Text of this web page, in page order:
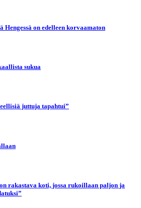
Hengessä on edelleen korvaamaton
sukua
juttuja tapahtui”
rakastava koti, jossa rukoillaan paljon ja